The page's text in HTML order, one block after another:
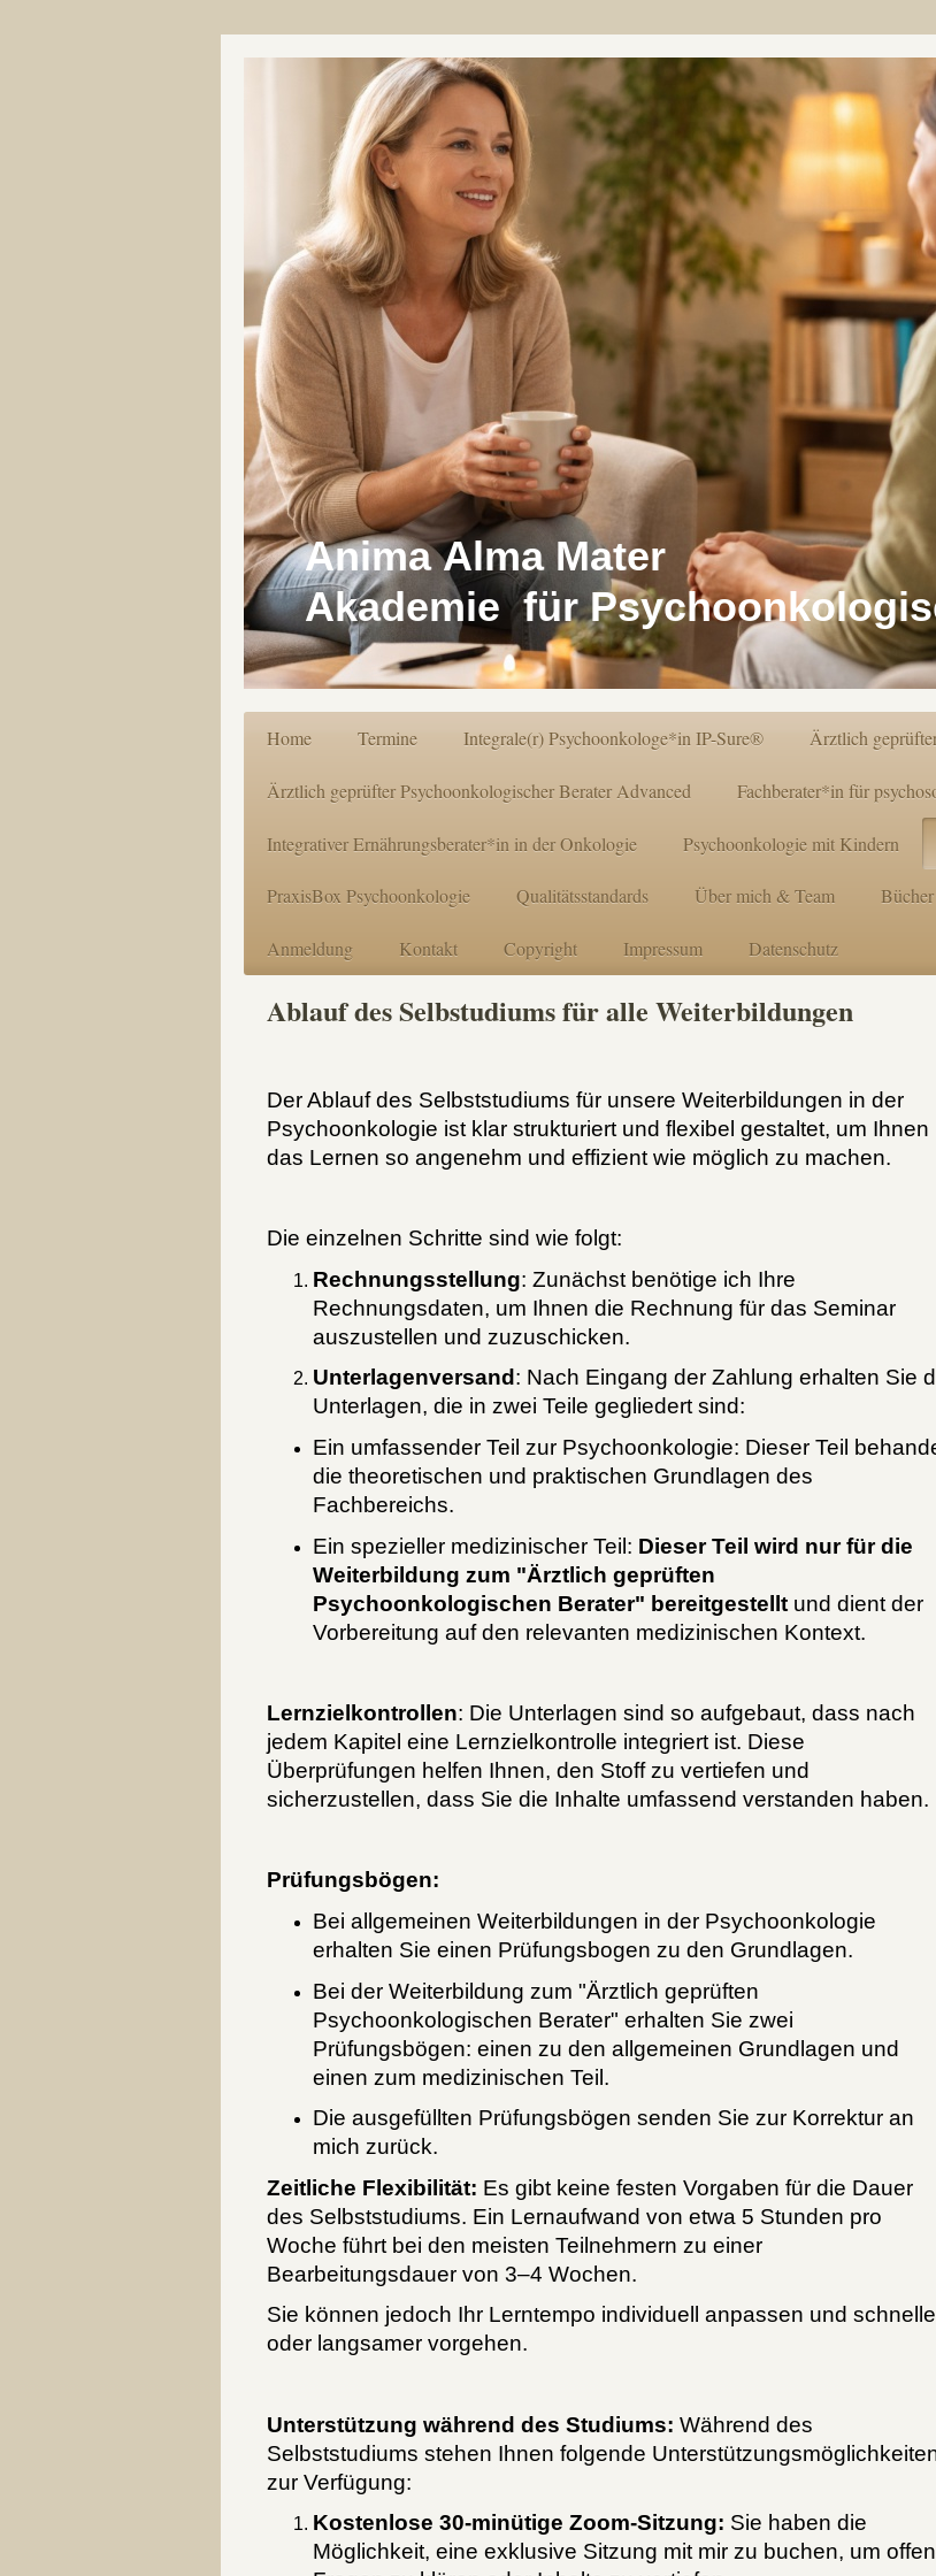
Anima Alma Mater
Akademie für
Home Termine Integrale(r) Psychoonkologe*in IP-Sure® Ärztlich
Ärztlich geprüfter Psychoonkologischer Berater Advanced Fachberater*in für
Integrativer Ernährungsberater*in in der Onkologie Psychoonkologie mit Kindern
PraxisBox Psychoonkologie Qualitätsstandards Über mich & Team
Anmeldung Kontakt Copyright Impressum Datenschutz
Ablauf des Selbstudiums für alle Weiterbildungen
Der Ablauf des Selbststudiums für unsere Weiterbildungen in der
Psychoonkologie ist klar strukturiert und flexibel gestaltet, um Ihnen
das Lernen so angenehm und effizient wie möglich zu machen.
Die einzelnen Schritte sind wie folgt:
Rechnungsstellung: Zunächst benötige ich Ihre
Rechnungsdaten, um Ihnen die Rechnung für das Seminar
auszustellen und zuzuschicken.
Unterlagenversand : Nach Eingang der Zahlung erhalten Sie
Unterlagen, die in zwei Teile gegliedert sind:
Ein umfassender Teil zur Psychoonkologie: Dieser Teil
die theoretischen und praktischen Grundlagen des
Fachbereichs.
Ein spezieller medizinischer Teil: Dieser Teil wird nur für die
Weiterbildung zum "Ärztlich geprüften
Psychoonkologischen Berater" bereitgestellt und dient der
Vorbereitung auf den relevanten medizinischen Kontext.
Lernzielkontrollen: Die Unterlagen sind so aufgebaut, dass nach
jedem Kapitel eine Lernzielkontrolle integriert ist. Diese
Überprüfungen helfen Ihnen, den Stoff zu vertiefen und
sicherzustellen, dass Sie die Inhalte umfassend verstanden haben.
Prüfungsbögen:
Bei allgemeinen Weiterbildungen in der Psychoonkologie
erhalten Sie einen Prüfungsbogen zu den Grundlagen.
Bei der Weiterbildung zum "Ärztlich geprüften
Psychoonkologischen Berater" erhalten Sie zwei
Prüfungsbögen: einen zu den allgemeinen Grundlagen und
einen zum medizinischen Teil.
Die ausgefüllten Prüfungsbögen senden Sie zur Korrektur an
mich zurück.
Zeitliche Flexibilität: Es gibt keine festen Vorgaben für die Dauer
des Selbststudiums. Ein Lernaufwand von etwa 5 Stunden pro
Woche führt bei den meisten Teilnehmern zu einer
Bearbeitungsdauer von 3–4 Wochen.
Sie können jedoch Ihr Lerntempo individuell anpassen und
oder langsamer vorgehen.
Unterstützung während des Studiums: Während des
Selbststudiums stehen Ihnen folgende
zur Verfügung:
Kostenlose 30-minütige Zoom-Sitzung: Sie haben die
Möglichkeit, eine exklusive Sitzung mit mir zu buchen, um